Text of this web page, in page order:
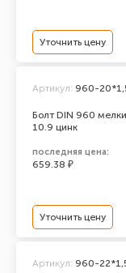
Уточнить цену
Болт DIN 960
10.9 цинк
Артикул: 960-
последняя цена:
659.38 ₽
Уточнить цену
Артикул: 960-